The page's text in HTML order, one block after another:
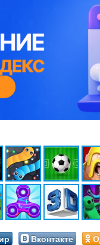
Вконтакте